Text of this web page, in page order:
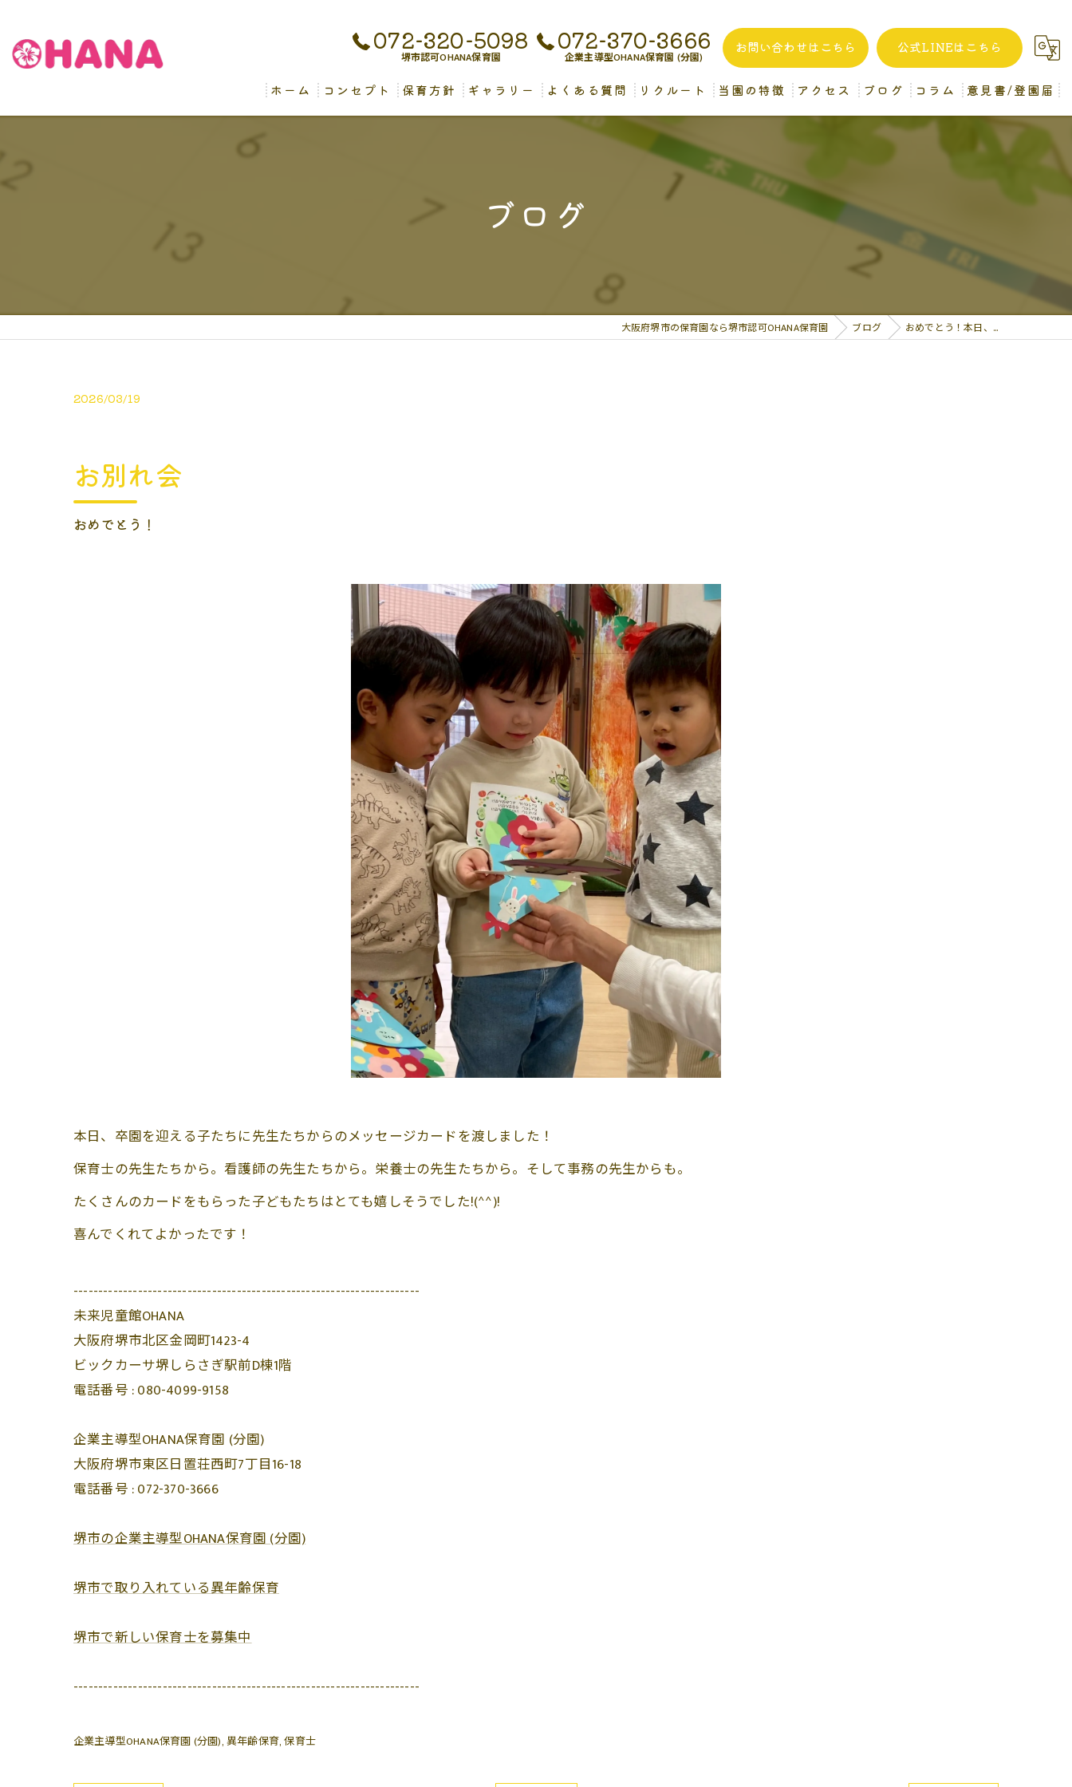
072-320-5098
堺市認可OHANA保育園
072-370-3666
企業主導型OHANA保育園 (分園)
お問い合わせはこちら 公式LINEはこちら
ホーム コンセプト 保育方針 ギャラリー よくある質問 リクルート 当園の特徴
一時預かり
アクセス
堺市認可OHANA保育園
企業主導型OHANA保育園 (分園)
ブログ コラム 意見書/登園届
ブログ
大阪府堺市の保育園なら堺市認可OHANA保育園 ブログ おめでとう！本日、…
2026/03/19
お別れ会
おめでとう！
本日、卒園を迎える子たちに先生たちからのメッセージカードを渡しました！
保育士の先生たちから。看護師の先生たちから。栄養士の先生たちから。そして事務の先生からも。
たくさんのカードをもらった子どもたちはとても嬉しそうでした!(^^)!
喜んでくれてよかったです！
----------------------------------------------------------------------
未来児童館OHANA
大阪府堺市北区金岡町1423-4
ビックカーサ堺しらさぎ駅前D棟1階
電話番号 :080-4099-9158
企業主導型OHANA保育園 (分園)
大阪府堺市東区日置荘西町7丁目16-18
電話番号 :072-370-3666
堺市の企業主導型OHANA保育園 (分園)
堺市で取り入れている異年齢保育
堺市で新しい保育士を募集中
----------------------------------------------------------------------
企業主導型OHANA保育園 (分園) 異年齢保育 保育士